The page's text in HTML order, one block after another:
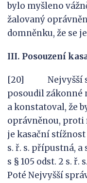
bylo myšleno
žalovaný
domněnku, že se
III. Posouzení
[20] Nejvyšší
posoudil
a konstatoval, že
oprávněnou,
je kasační stížnost
s. ř. s. přípustná, a
s § 105 odst. 2 s. ř.
Poté Nejvyšší